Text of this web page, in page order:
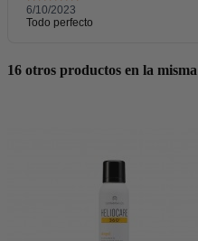
16 otros productos en la